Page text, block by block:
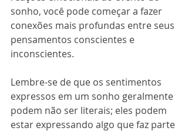
sonho, você pode começar a fazer
conexões mais profundas entre seus
pensamentos conscientes e
inconscientes.
Lembre-se de que os sentimentos
expressos em um sonho geralmente
podem não ser literais; eles podem
estar expressando algo que faz parte